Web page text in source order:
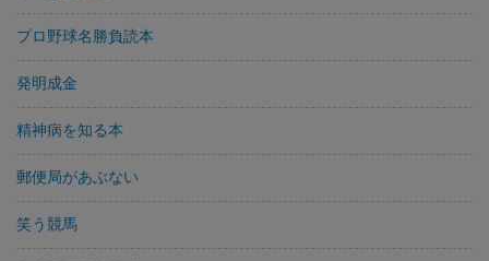
プロ野球名勝負読本
発明成金
精神病を知る本
郵便局があぶない
笑う競馬